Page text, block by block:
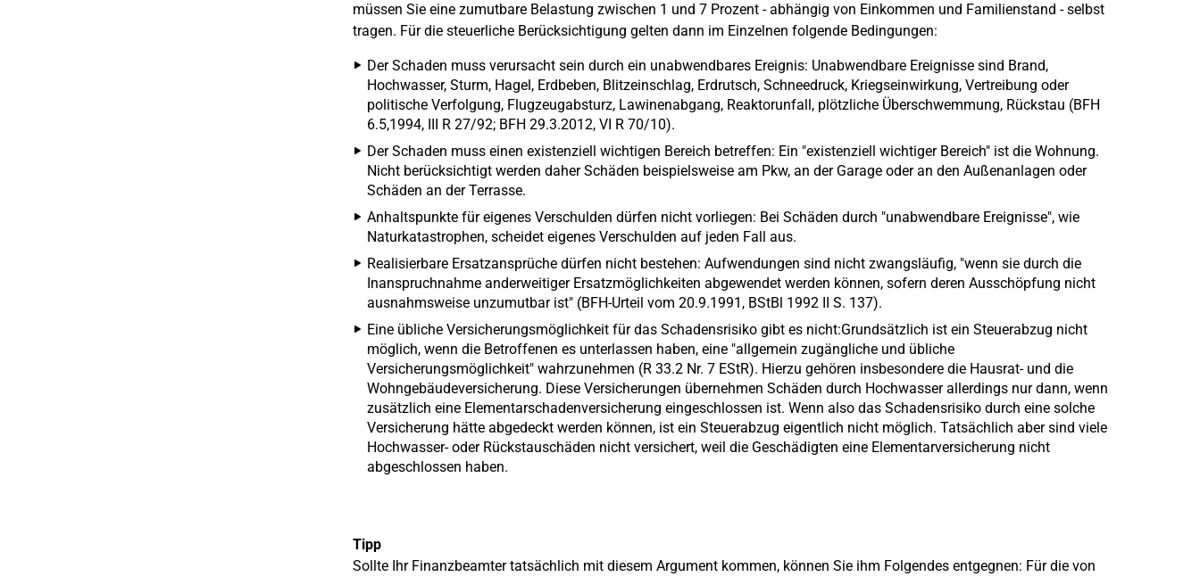
müssen Sie eine zumutbare Belastung zwischen 1 und 7 Prozent - abhängig von Einkommen und Familienstand - selbst
tragen. Für die steuerliche Berücksichtigung gelten dann im Einzelnen folgende Bedingungen:
Der Schaden muss verursacht sein durch ein unabwendbares Ereignis: Unabwendbare Ereignisse sind Brand,
Hochwasser, Sturm, Hagel, Erdbeben, Blitzeinschlag, Erdrutsch, Schneedruck, Kriegseinwirkung, Vertreibung oder
politische Verfolgung, Flugzeugabsturz, Lawinenabgang, Reaktorunfall, plötzliche Überschwemmung, Rückstau (BFH
6.5,1994, III R 27/92; BFH 29.3.2012, VI R 70/10).
Der Schaden muss einen existenziell wichtigen Bereich betreffen: Ein "existenziell wichtiger Bereich" ist die Wohnung.
Nicht berücksichtigt werden daher Schäden beispielsweise am Pkw, an der Garage oder an den Außenanlagen oder
Schäden an der Terrasse.
Anhaltspunkte für eigenes Verschulden dürfen nicht vorliegen: Bei Schäden durch "unabwendbare Ereignisse", wie
Naturkatastrophen, scheidet eigenes Verschulden auf jeden Fall aus.
Realisierbare Ersatzansprüche dürfen nicht bestehen: Aufwendungen sind nicht zwangsläufig, "wenn sie durch die
Inanspruchnahme anderweitiger Ersatzmöglichkeiten abgewendet werden können, sofern deren Ausschöpfung nicht
ausnahmsweise unzumutbar ist" (BFH-Urteil vom 20.9.1991, BStBl 1992 II S. 137).
Eine übliche Versicherungsmöglichkeit für das Schadensrisiko gibt es nicht:Grundsätzlich ist ein Steuerabzug nicht
möglich, wenn die Betroffenen es unterlassen haben, eine "allgemein zugängliche und übliche
Versicherungsmöglichkeit" wahrzunehmen (R 33.2 Nr. 7 EStR). Hierzu gehören insbesondere die Hausrat- und die
Wohngebäudeversicherung. Diese Versicherungen übernehmen Schäden durch Hochwasser allerdings nur dann, wenn
zusätzlich eine Elementarschadenversicherung eingeschlossen ist. Wenn also das Schadensrisiko durch eine solche
Versicherung hätte abgedeckt werden können, ist ein Steuerabzug eigentlich nicht möglich. Tatsächlich aber sind viele
Hochwasser- oder Rückstauschäden nicht versichert, weil die Geschädigten eine Elementarversicherung nicht
abgeschlossen haben.
Tipp
Sollte Ihr Finanzbeamter tatsächlich mit diesem Argument kommen, können Sie ihm Folgendes entgegnen: Für die von